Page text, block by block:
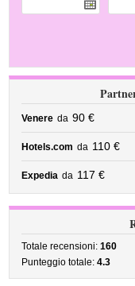
Venere da 90 €
Hotels.com da 110 €
Expedia da 117 €
Totale recensioni:160
Punteggio totale:4.3